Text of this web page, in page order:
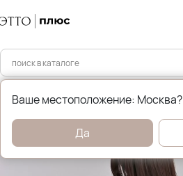
Главная Платья, сарафаны и туники
Ваше местоположение: Москва?
Да